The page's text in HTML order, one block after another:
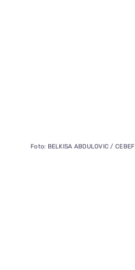
Foto: BELKISA ABDULOVIC / CEBEF